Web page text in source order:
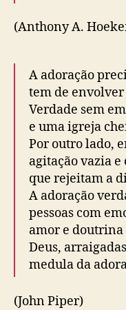
(Anthony A.
A adoração
tem de envolver
Verdade sem
e uma igreja
Por outro lado,
agitação vazia
que rejeitam a
A adoração
pessoas com
amor e
Deus,
medula da
(John Piper)